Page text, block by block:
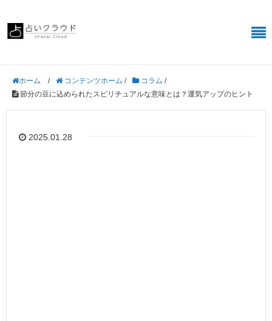
ホーム / コンテンツホーム / コラム /
節分の豆に込められたスピリチュアルな意味とは？運気アップのヒント
2025.01.28